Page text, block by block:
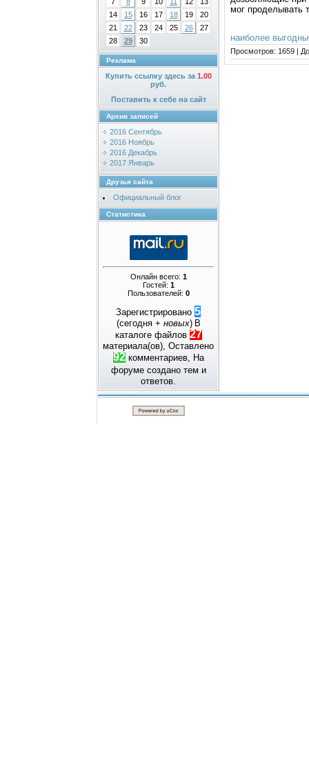
14
15 16 17 18 19
20
21
22 23 24 25 26
27
28
29 30
Реклама
Купить ссылку здесь за 1.00
руб.
Поставить к себе на сайт
Архив записей
2016 Сентябрь
2016 Ноябрь
2016 Декабрь
2017 Январь
Друзья сайта
Официальный блог
Статистика
Онлайн всего: 1
Гостей: 1
Пользователей: 0
Зарегистрировано 5
(сегодня + новых) В
каталоге файлов 27
материала(ов), Оставлено
92комментариев, На
форуме создано тем и
ответов.
мог проделывать
наиболее
Просмотров: 1659 |